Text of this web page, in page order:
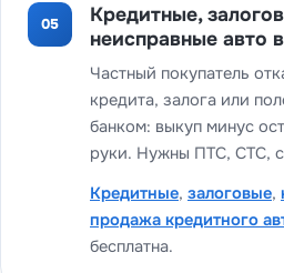
05
Кредитные,
неисправные авто
Частный покупатель
кредита, залога или
банком: выкуп минус
руки. Нужны ПТС, СТС,
Кредитные, залоговые,
продажа кредитного
бесплатна.